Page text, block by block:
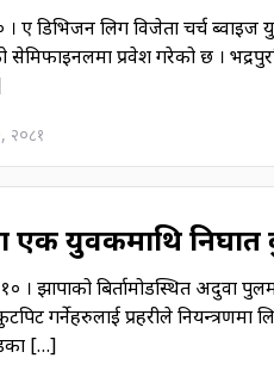
। ए डिभिजन लिग विजेता चर्च
सेमिफाइनलमा प्रवेश गरेको छ ।
२०८१
एक युवकमाथि
१० । झापाको बिर्तामोडस्थित
गर्नेहरुलाई प्रहरीले
[…]